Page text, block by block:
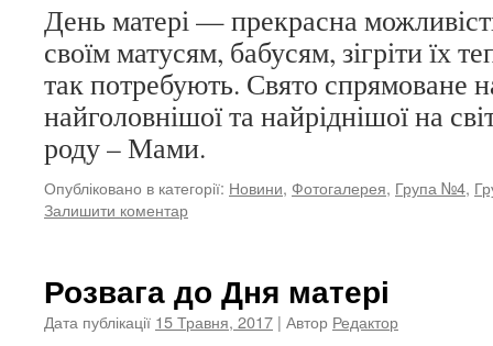
День матері — прекрасна
своїм матусям, бабусям, зігріти їх
так потребують. Свято спрямоване
найголовнішої та найріднішої на
роду – Мами.
Опубліковано в категорії: Новини, Фотогалерея, Група №4,
Залишити коментар
Розвага до Дня матері
Дата публікації 15 Травня, 2017 | Автор Редактор